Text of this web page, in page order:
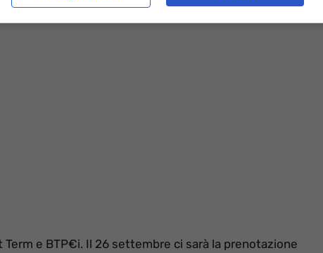
di nuovi titoli di Stato sia il calendario delle
e BTP€i. Il 26 settembre ci sarà la prenotazione